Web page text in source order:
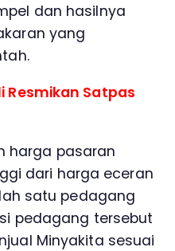
dan hasilnya
yang
Resmikan Satpas
harga pasaran
dari harga eceran
satu pedagang
pedagang tersebut
Minyakita sesuai